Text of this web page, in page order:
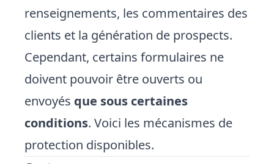
renseignements, les commentaires des
clients et la génération de prospects.
Cependant, certains formulaires ne
doivent pouvoir être ouverts ou
envoyés que sous certaines
conditions. Voici les mécanismes de
protection disponibles.